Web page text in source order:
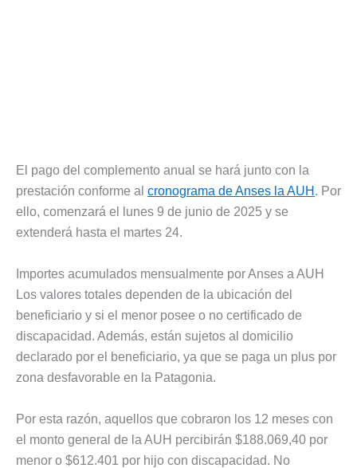
El pago del complemento anual se hará junto con la
prestación conforme al cronograma de Anses la AUH . Por
ello, comenzará el lunes 9 de junio de 2025 y se
extenderá hasta el martes 24.
Importes acumulados mensualmente por Anses a AUH
Los valores totales dependen de la ubicación del
beneficiario y si el menor posee o no certificado de
discapacidad. Además, están sujetos al domicilio
declarado por el beneficiario, ya que se paga un plus por
zona desfavorable en la Patagonia.
Por esta razón, aquellos que cobraron los 12 meses con
el monto general de la AUH percibirán $188.069,40 por
menor o $612.401 por hijo con discapacidad. No